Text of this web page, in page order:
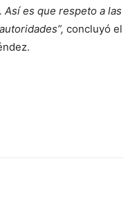
es que respeto a las
concluyó el